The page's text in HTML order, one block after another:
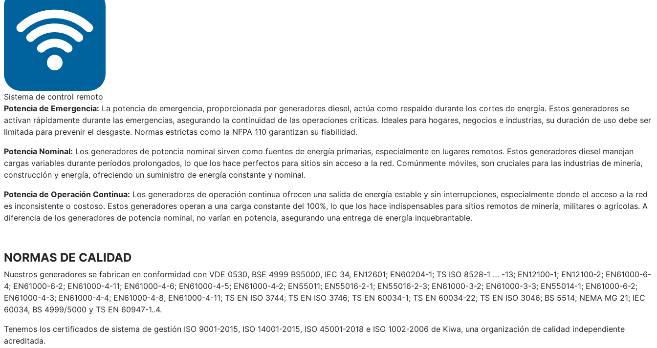
Sistema de control remoto
Potencia de Emergencia: La potencia de emergencia, proporcionada por generadores diesel, actúa como respaldo durante los cortes de energía. Estos generadores se
activan rápidamente durante las emergencias, asegurando la continuidad de las operaciones críticas. Ideales para hogares, negocios e industrias, su duración de uso debe ser
limitada para prevenir el desgaste. Normas estrictas como la NFPA 110 garantizan su fiabilidad.
Potencia Nominal: Los generadores de potencia nominal sirven como fuentes de energía primarias, especialmente en lugares remotos. Estos generadores diesel manejan
cargas variables durante períodos prolongados, lo que los hace perfectos para sitios sin acceso a la red. Comúnmente móviles, son cruciales para las industrias de minería,
construcción y energía, ofreciendo un suministro de energía constante y nominal.
Potencia de Operación Continua: Los generadores de operación continua ofrecen una salida de energía estable y sin interrupciones, especialmente donde el acceso a la red
es inconsistente o costoso. Estos generadores operan a una carga constante del 100%, lo que los hace indispensables para sitios remotos de minería, militares o agrícolas. A
diferencia de los generadores de potencia nominal, no varían en potencia, asegurando una entrega de energía inquebrantable.
NORMAS DE CALIDAD
Nuestros generadores se fabrican en conformidad con VDE 0530, BSE 4999 BS5000, IEC 34, EN12601; EN60204-1; TS ISO 8528-1 … -13; EN12100-1; EN12100-2; EN61000-6-
4; EN61000-6-2; EN61000-4-11; EN61000-4-6; EN61000-4-5; EN61000-4-2; EN55011; EN55016-2-1; EN55016-2-3; EN61000-3-2; EN61000-3-3; EN55014-1; EN61000-6-2;
EN61000-4-3; EN61000-4-4; EN61000-4-8; EN61000-4-11; TS EN ISO 3744; TS EN ISO 3746; TS EN 60034-1; TS EN 60034-22; TS EN ISO 3046; BS 5514; NEMA MG 21; IEC
60034, BS 4999/5000 y TS EN 60947-1..4.
Tenemos los certificados de sistema de gestión ISO 9001-2015, ISO 14001-2015, ISO 45001-2018 e ISO 1002-2006 de Kiwa, una organización de calidad independiente
acreditada.